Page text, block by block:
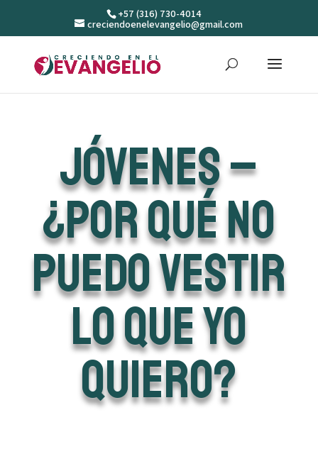
+57 (316) 730-4014
creciendoenelevangelio@gmail.com
JÓVENES –
¿POR QUÉ NO
PUEDO VESTIR
LO QUE YO
QUIERO?